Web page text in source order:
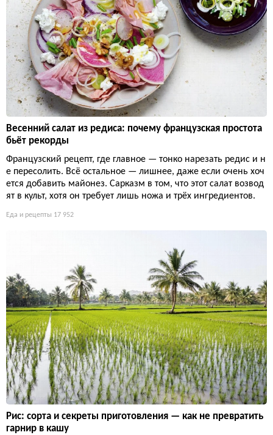
Весенний салат из редиса: почему французская простота
бьёт рекорды
Французский рецепт, где главное — тонко нарезать редис и н
е пересолить. Всё остальное — лишнее, даже если очень хоч
ется добавить майонез. Сарказм в том, что этот салат возвод
ят в культ, хотя он требует лишь ножа и трёх ингредиентов.
Еда и рецепты 17 952
Рис: сорта и секреты приготовления — как не превратить
гарнир в кашу